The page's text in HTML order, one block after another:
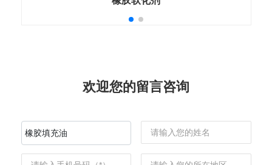
欢迎您的留言咨询
橡胶填充油